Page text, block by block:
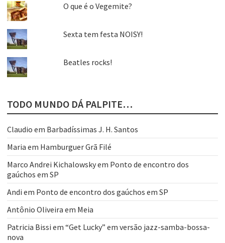
O que é o Vegemite?
Sexta tem festa NOISY!
Beatles rocks!
TODO MUNDO DÁ PALPITE…
Claudio em Barbadíssimas J. H. Santos
Maria em Hamburguer Grã Filé
Marco Andrei Kichalowskyem Ponto de encontro dos
gaúchos em SP
Andi em Ponto de encontro dos gaúchos em SP
Antônio Oliveira em Meia
Patricia Bissi em “Get Lucky” em versão jazz-samba-bossa-
nova